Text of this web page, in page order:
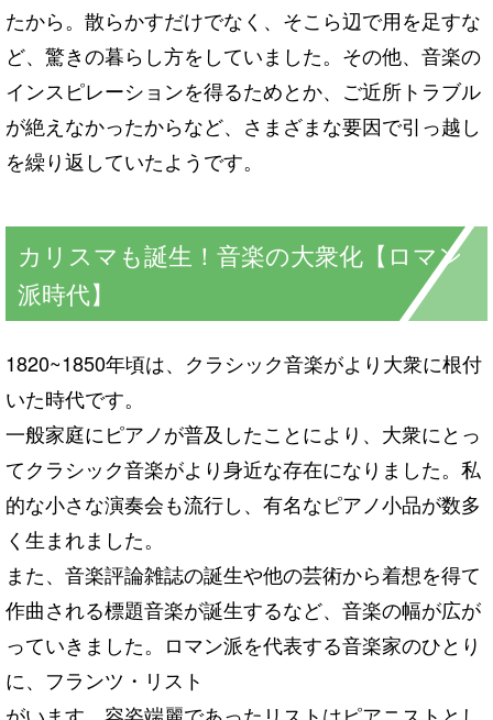
たから。散らかすだけでなく、そこら辺で用を足すな
ど、驚きの暮らし方をしていました。その他、音楽の
インスピレーションを得るためとか、ご近所トラブル
が絶えなかったからなど、さまざまな要因で引っ越し
を繰り返していたようです。
カリスマも誕生！音楽の大衆化【ロマン
派時代】
1820~1850年頃は、クラシック音楽がより大衆に根付
いた時代です。
一般家庭にピアノが普及したことにより、大衆にとっ
てクラシック音楽がより身近な存在になりました。私
的な小さな演奏会も流行し、有名なピアノ小品が数多
く生まれました。
また、音楽評論雑誌の誕生や他の芸術から着想を得て
作曲される標題音楽が誕生するなど、音楽の幅が広が
っていきました。ロマン派を代表する音楽家のひとり
に、フランツ・リスト